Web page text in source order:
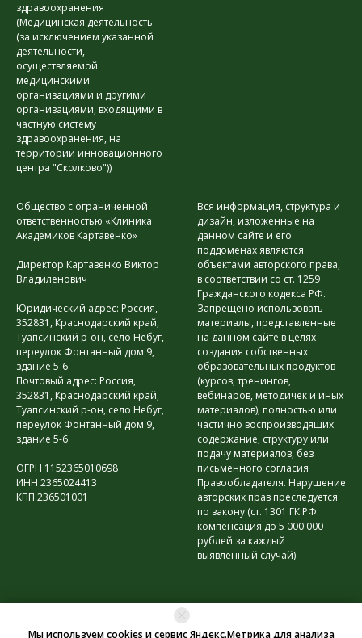
Мы используем cookies и сервис Яндекс.Метрика для анализа
здравоохранения
(Медицинская деятельность
(за исключением указанной
деятельности,
осуществляемой
медицинскими
организациями и другими
организациями, входящими в
частную систему
здравоохранения, на
территории инновационного
центра "Сколково"))
Общество с ограниченной
ответственностью «Клиника
Академиков Картавенко»
Директор Картавенко Виктор
Владиленович
Юридический адрес: Россия,
352831, Краснодарский край,
Туапсинский р-он, село Небуг,
переулок Фонтанный дом 9,
здание 5-6
Почтовый адрес: Россия,
352831, Краснодарский край,
Туапсинский р-он, село Небуг,
переулок Фонтанный дом 9,
здание 5-6
ОГРН 1152365010698
ИНН 2365024413
КПП 236501001
Вся информация, структура и
дизайн, изложенные на
данном сайте и его
поддоменах являются
объектами авторского права,
в соответствии со ст. 1259
Гражданского кодекса РФ.
Запрещено использовать
материалы, представленные
на данном сайте в целях
создания собственных
образовательных продуктов
(курсов, тренингов,
вебинаров, методичек и иных
материалов), полностью или
частично воспроизводящих
содержание, структуру или
подачу материалов, без
письменного согласия
Правообладателя. Нарушение
авторских прав преследуется
по закону (ст. 1301 ГК РФ:
компенсация до 5 000 000
рублей за каждый
выявленный случай)